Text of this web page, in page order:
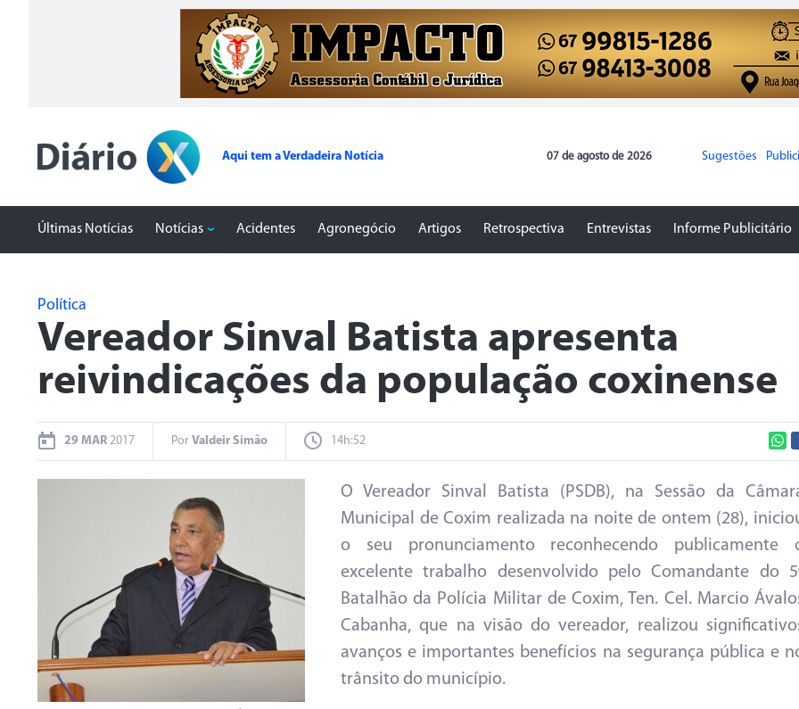
Aqui tem a Verdadeira Notícia 07 de agosto de 2026 Sugestões
Últimas Notícias Notícias Acidentes Agronegócio Artigos Retrospectiva Entrevistas Informe Publicitário
Política
Vereador Sinval Batista apresenta
reivindicações da população coxinense
29 MAR 2017 Por Valdeir Simão 14h:52
O Vereador Sinval Batista (PSDB), na Sessão da
Municipal de Coxim realizada na noite de ontem (28),
o seu pronunciamento reconhecendo publicamente
excelente trabalho desenvolvido pelo Comandante do
Batalhão da Polícia Militar de Coxim, Ten. Cel. Marcio
Cabanha, que na visão do vereador, realizou
avanços e importantes benefícios na segurança pública e
trânsito do município.